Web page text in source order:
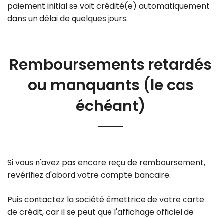
paiement initial se voit crédité(e) automatiquement
dans un délai de quelques jours.
Remboursements retardés
ou manquants (le cas
échéant)
Si vous n'avez pas encore reçu de remboursement,
revérifiez d'abord votre compte bancaire.
Puis contactez la société émettrice de votre carte
de crédit, car il se peut que l'affichage officiel de